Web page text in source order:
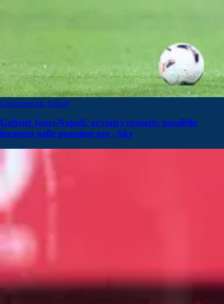
Calciomercato Napoli
Gabriel Jesus-Napoli, avviati i contatti: possibile
incontro nelle prossime ore - Sky